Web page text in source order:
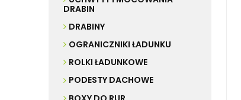
DRABIN
DRABINY
OGRANICZNIKI ŁADUNKU
ROLKI ŁADUNKOWE
PODESTY DACHOWE